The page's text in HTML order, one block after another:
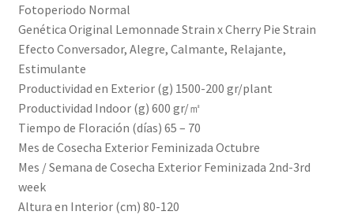
Fotoperiodo Normal
Genética Original Lemonnade Strain x Cherry Pie Strain
Efecto Conversador, Alegre, Calmante, Relajante,
Estimulante
Productividad en Exterior (g) 1500-200 gr/plant
Productividad Indoor (g) 600 gr/㎡
Tiempo de Floración (días) 65 – 70
Mes de Cosecha Exterior Feminizada Octubre
Mes / Semana de Cosecha Exterior Feminizada 2nd-3rd
week
Altura en Interior (cm) 80-120